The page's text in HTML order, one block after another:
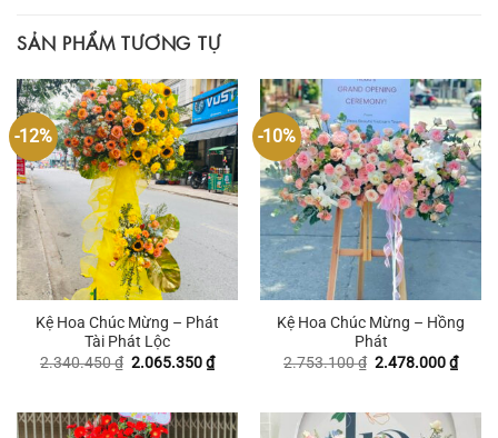
SẢN PHẨM TƯƠNG TỰ
-12%
Kệ Hoa Chúc Mừng – Phát
Tài Phát Lộc
2.340.450₫ Giá
2.065.350₫Giá
hiện
2.065.350 ₫.
-10%
Kệ Hoa Chúc Mừng – Hồng
Phát
2.753.100₫ Giá
2.478.000₫Giá
hiện